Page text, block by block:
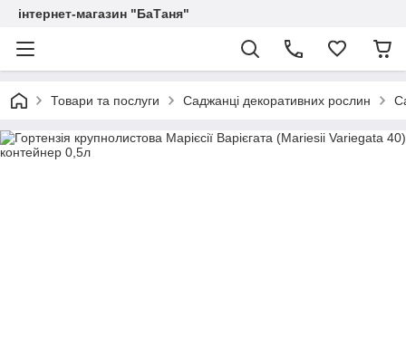
інтернет-магазин "БаТаня"
Товари та послуги Саджанці декоративних рослин